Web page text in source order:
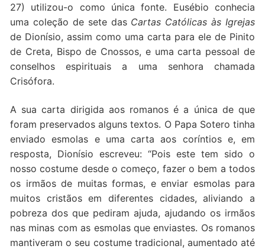
27) utilizou-o como única fonte. Eusébio conhecia
uma coleção de sete das Cartas Católicas às Igrejas
de Dionísio, assim como uma carta para ele de Pinito
de Creta, Bispo de Cnossos, e uma carta pessoal de
conselhos espirituais a uma senhora chamada
Crisófora.
A sua carta dirigida aos romanos é a única de que
foram preservados alguns textos. O Papa Sotero tinha
enviado esmolas e uma carta aos coríntios e, em
resposta, Dionísio escreveu: “Pois este tem sido o
nosso costume desde o começo, fazer o bem a todos
os irmãos de muitas formas, e enviar esmolas para
muitos cristãos em diferentes cidades, aliviando a
pobreza dos que pediram ajuda, ajudando os irmãos
nas minas com as esmolas que enviastes. Os romanos
mantiveram o seu costume tradicional, aumentado até